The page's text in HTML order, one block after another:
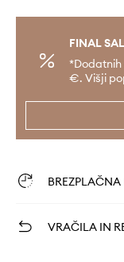
FINAL
*Dodatnih
€. Višji
VRAČILA IN